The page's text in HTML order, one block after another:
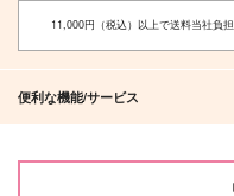
11,000円（税込）以上で送料当社負担
便利な機能/サービス